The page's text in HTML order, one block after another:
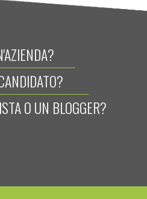
O UN BLOGGER?